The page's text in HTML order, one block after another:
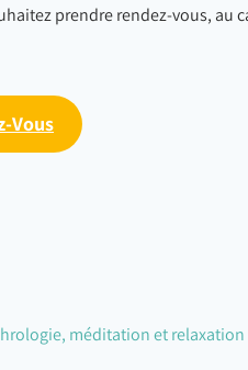
prendre rendez-vous, au
Vous
méditation et relaxation